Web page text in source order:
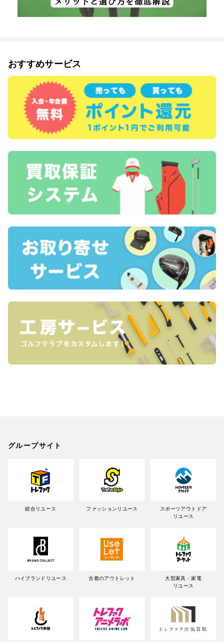
おすすめサービス
グループサイト
総合リユース ファッションリユース
スポーツアウトドア
リユース
ハイブランドリユース 古着のアウトレット
大型家具・家電
リユース